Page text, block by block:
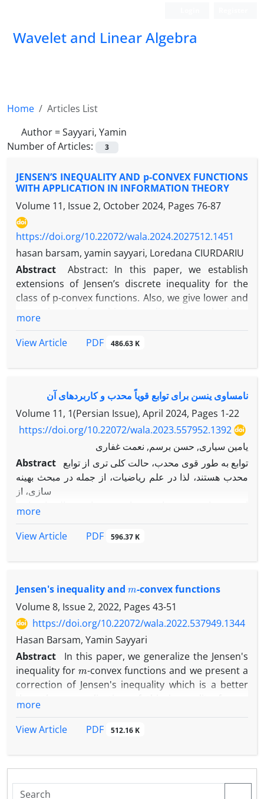
Wavelet and Linear Algebra
Home
Articles List
Author =Sayyari, Yamin
Number of Articles:
3
JENSEN’S INEQUALITY AND p-CONVEX FUNCTIONS
WITH APPLICATION IN INFORMATION THEORY
Volume 11, Issue 2, October 2024, Pages 76-87
https://doi.org/10.22072/wala.2024.2027512.1451
hasan barsam, yamin sayyari, Loredana CIURDARIU
Abstract
Abstract: In this paper, we establish
extensions of Jensen’s discrete inequality for the
class of p-convex functions. Also, we give lower and
strong bounds for Shannon’s entropy of a
applications.
more
View Article
PDF 486.63 K
نامساوی ینسن برای توابع قویاً محدب و کاربردهای آن
Volume 11, 1(Persian Issue), April 2024, Pages 1-22
https://doi.org/10.22072/wala.2023.557952.1392
یامین سیاری, حسن برسم, نعمت غفاری
Abstract توابع به طور قوی محدب، حالت کلی تری از توابع
محدب هستند، لذا در علم ریاضیات، از جمله در مبحث بهینه
سازی، از
محدب
هایی از نامساوی ینسن و نامساوی ینسن−مرسر برای توابع
مشتق پذیر ارائه شده است، که در آن ها خاصیت به طور قوی
همچنین نتایج مقاله [۱۸] نیز بهبود داده شده است.
more
View Article
PDF 596.37 K
Jensen's inequality and
-convex functions
Volume 8, Issue 2, 2022, Pages 43-51
https://doi.org/10.22072/wala.2022.537949.1344
Hasan Barsam, Yamin Sayyari
Abstract
In this paper, we generalize the Jensen's
inequality form-convex functions and we present a
correction of Jensen's inequality which is a better
m
and upper bounds for Jensen's discrete inequality.
more
View Article
PDF 512.16 K